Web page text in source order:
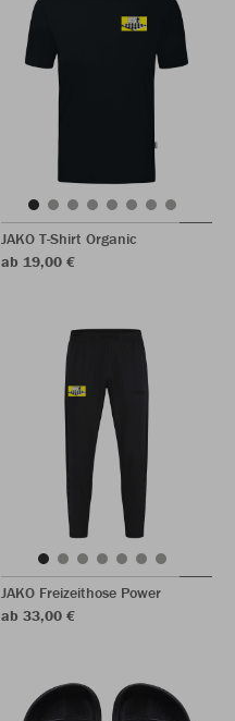
JAKO T-Shirt Organic
ab 19,00 €
JAKO Freizeithose Power
ab 33,00 €